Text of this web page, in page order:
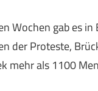
Wochen gab es
der Proteste,
mehr als 1100